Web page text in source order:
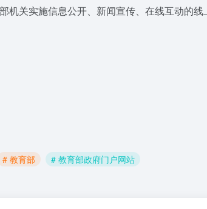
机关实施信息公开、新闻宣传、在线互动的
# 教育部 # 教育部政府门户网站